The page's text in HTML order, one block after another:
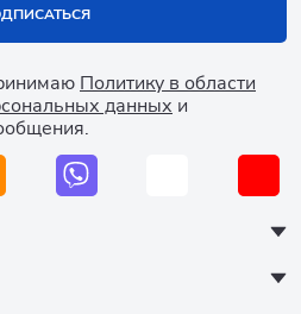
Политику в области
данных и